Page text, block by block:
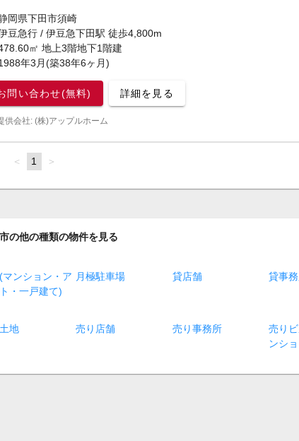
岡県下田市須崎
豆急行 / 伊豆急下田駅 徒歩4,800m
㎡ 地上3階地下1階建
年3月(築38年6ヶ月)
問い合わせ(無料) 詳細を見る
供会社: (株)アップルホーム
page
You're
page
1 page
の他の種類の物件を見る
マンション・ア
・一戸建て)
月極駐車場 貸店舗 貸事
地 売り店舗 売り事務所
売り
ンシ